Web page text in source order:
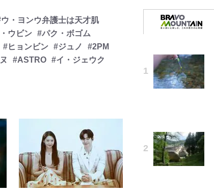
・ヨンウ弁護士は天才肌
ウビン #パク・ボゴム
#ヒョンビン #ジュノ
#2PM
#ASTRO #イ・ジェウク